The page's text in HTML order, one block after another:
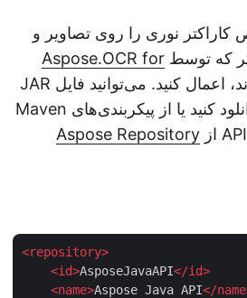
نوری را روی تصاویر و
که توسطAspose.OCR for
پشتیبانی می‌شوند، اعمال کنید. می‌توانید فایل JAR
دانلود کنید یا از پیکربندی‌های Maven
Aspose Repository
<repository
<id>AsposeJavaAPI</id
<name>Aspose Java API</